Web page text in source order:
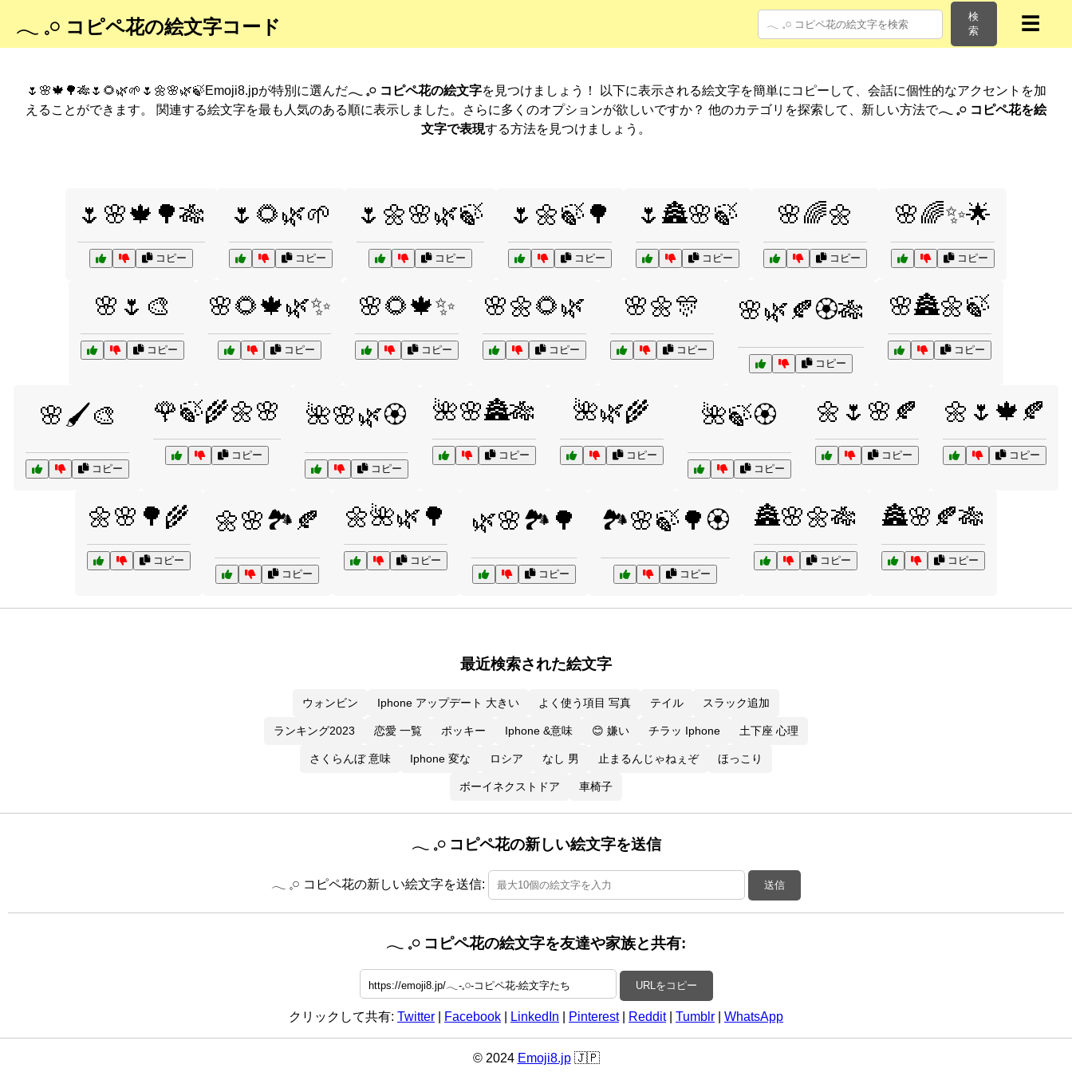
𓂃 𓈒𓏸 コピペ花の絵文字コード
検
索
☰
🌷🌸🍁🌳🎋🌷🌻🌿🌱🌷🌼🌸🌿🍃Emoji8.jpが特別に選んだ𓂃 𓈒𓏸 コピペ花の絵文字を見つけましょう！ 以下に表示される絵文字を簡単にコピーして、会話に個性的なアクセントを加
えることができます。 関連する絵文字を最も人気のある順に表示しました。さらに多くのオプションが欲しいですか？ 他のカテゴリを探索して、新しい方法で𓂃 𓈒𓏸 コピペ花を絵
文字で表現する方法を見つけましょう。
🌷🌸🍁🌳🎋
コピー
🌷🌻🌿🌱
コピー
🌷🌼🌸🌿🍃
コピー
🌷🌼🍃🌳
コピー
🌷🏯🌸🍃
コピー
🌸🌈🌼
コピー
🌸🌈✨🌟
コピー
🌸🌷🎨
コピー
🌸🌻🍁🌿✨
コピー
🌸🌻🍁✨
コピー
🌸🌼🌻🌿
コピー
🌸🌼🎊
コピー
🌸🌿🍂🏵️🎋
コピー
🌸🏯🌼🍃
コピー
🌸🖌️🎨
コピー
🌹🍃🌾🌼🌸
コピー
🌺🌸🌿🏵️
コピー
🌺🌸🏯🎋
コピー
🌺🌿🌾
コピー
🌺🍃🏵️
コピー
🌼🌷🌸🍂
コピー
🌼🌷🍁🍂
コピー
🌼🌸🌳🌾
コピー
🌼🌸🏞️🍂
コピー
🌼🌺🌿🌳
コピー
🌿🌸🏞️🌳
コピー
🏞️🌸🍃🌳🏵️
コピー
🏯🌸🌼🎋
コピー
🏯🌸🍂🎋
コピー
最近検索された絵文字
ウォンビン Iphone アップデート 大きい よく使う項目 写真 テイル スラック追加
ランキング2023 恋愛 一覧 ポッキー Iphone &意味 😊 嫌い チラッ Iphone 土下座 心理
さくらんぼ 意味 Iphone 変な ロシア なし 男 止まるんじゃねぇぞ ほっこり
ボーイネクストドア 車椅子
𓂃 𓈒𓏸 コピペ花の新しい絵文字を送信
𓂃 𓈒𓏸 コピペ花の新しい絵文字を送信: 送信
𓂃 𓈒𓏸 コピペ花の絵文字を友達や家族と共有:
URLをコピー
クリックして共有: Twitter Facebook LinkedIn Pinterest| Reddit| Tumblr WhatsApp
© 2024 Emoji8.jp🇯🇵